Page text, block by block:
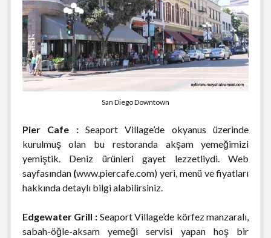
San Diego Downtown
Pier Cafe :Seaport Village’de okyanus üzerinde
kurulmuş olan bu restoranda akşam yemeğimizi
yemiştik. Deniz ürünleri gayet lezzetliydi. Web
sayfasından(www.piercafe.com) yeri, menü ve fiyatları
hakkında detaylı bilgi alabilirsiniz.
Edgewater Grill :Seaport Village’de körfez manzaralı,
sabah-öğle-aksam yemeği servisi yapan hoş bir